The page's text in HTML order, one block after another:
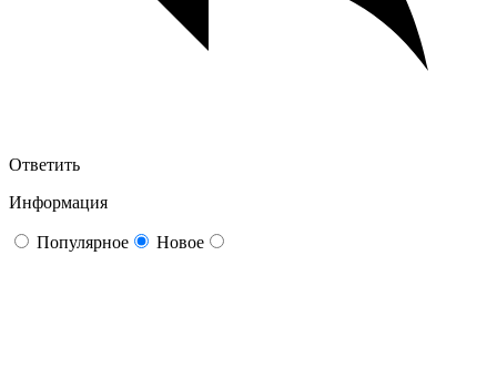
Ответить
Информация
Популярное Новое